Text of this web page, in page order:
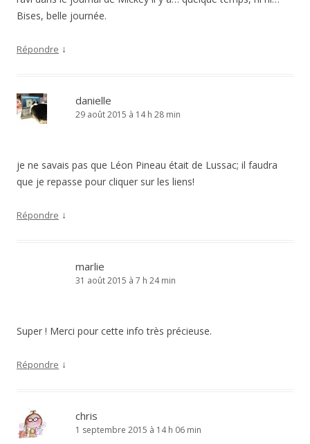
Bises, belle journée.
Répondre ↓
danielle
29 août 2015 à 14 h 28 min
je ne savais pas que Léon Pineau était de Lussac; il faudra
que je repasse pour cliquer sur les liens!
Répondre ↓
marlie
31 août 2015 à 7 h 24 min
Super ! Merci pour cette info très précieuse.
Répondre ↓
chris
1 septembre 2015 à 14 h 06 min